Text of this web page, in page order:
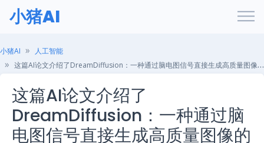
小猪AI
小猪AI
人工智能
这篇AI论文介绍了DreamDiffusion：一种通过脑电图信号直接生成高质量图像的思维转图模型
这篇AI论文介绍了
DreamDiffusion：一种通过脑
电图信号直接生成高质量图像的